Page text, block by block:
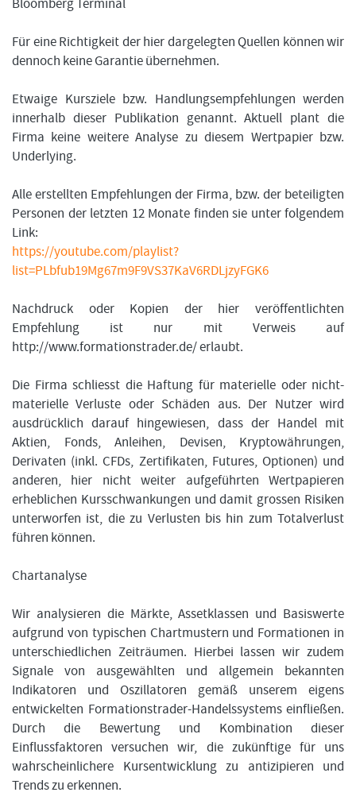
Bloomberg Terminal
Für eine Richtigkeit der hier dargelegten Quellen können wir
dennoch keine Garantie übernehmen.
Etwaige Kursziele bzw. Handlungsempfehlungen werden
innerhalb dieser Publikation genannt. Aktuell plant die
Firma keine weitere Analyse zu diesem Wertpapier bzw.
Underlying.
Alle erstellten Empfehlungen der Firma, bzw. der beteiligten
Personen der letzten 12 Monate finden sie unter folgendem
Link:
https://youtube.com/playlist?
list=PLbfub19Mg67m9F9VS37KaV6RDLjzyFGK6
Nachdruck oder Kopien der hier veröffentlichten
Empfehlung ist nur mit Verweis auf
http://www.formationstrader.de/ erlaubt.
Die Firma schliesst die Haftung für materielle oder nicht-
materielle Verluste oder Schäden aus. Der Nutzer wird
ausdrücklich darauf hingewiesen, dass der Handel mit
Aktien, Fonds, Anleihen, Devisen, Kryptowährungen,
Derivaten (inkl. CFDs, Zertifikaten, Futures, Optionen) und
anderen, hier nicht weiter aufgeführten Wertpapieren
erheblichen Kursschwankungen und damit grossen Risiken
unterworfen ist, die zu Verlusten bis hin zum Totalverlust
führen können.
Chartanalyse
Wir analysieren die Märkte, Assetklassen und Basiswerte
aufgrund von typischen Chartmustern und Formationen in
unterschiedlichen Zeiträumen. Hierbei lassen wir zudem
Signale von ausgewählten und allgemein bekannten
Indikatoren und Oszillatoren gemäß unserem eigens
entwickelten Formationstrader-Handelssystems einfließen.
Durch die Bewertung und Kombination dieser
Einflussfaktoren versuchen wir, die zukünftige für uns
wahrscheinlichere Kursentwicklung zu antizipieren und
Trends zu erkennen.